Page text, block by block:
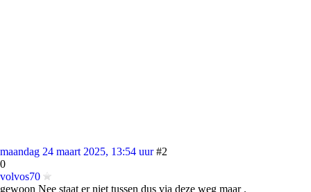
maandag 24 maart 2025, 13:54 uur #2
0
volvos70
gewoon Nee staat er niet tussen dus via deze weg maar .